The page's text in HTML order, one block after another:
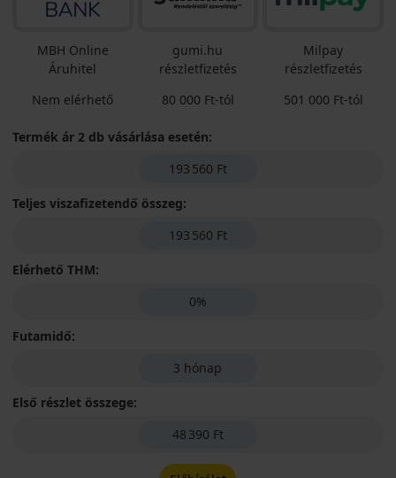
MBH Online
Áruhitel
Nem elérhető
gumi.hu
részletfizetés
80 000 Ft-tól
Milpay
részletfizetés
501 000 Ft-tól
Termék ár 2 db vásárlása esetén:
193 560 Ft
Teljes viszafizetendő összeg:
193 560 Ft
Elérhető THM:
0%
Futamidő:
3 hónap
Első részlet összege:
48 390 Ft